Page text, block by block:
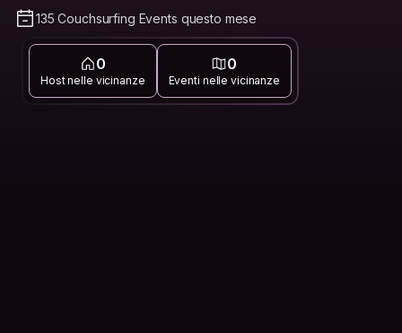
135 Couchsurfing Events questo mese
0
Host nelle vicinanze
0
Eventi nelle vicinanze